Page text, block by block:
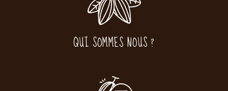
QUI SOMMES NOUS ?